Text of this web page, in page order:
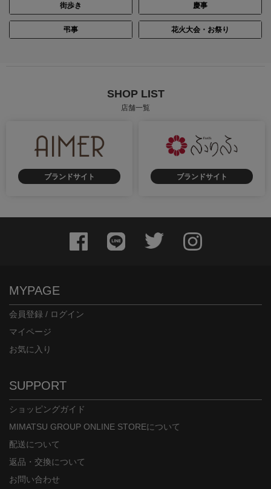
街歩き 慶事
弔事 花火大会・お祭り
SHOP LIST
店舗一覧
ブランドサイト ブランドサイト
MYPAGE
会員登録 / ログイン
マイページ
お気に入り
SUPPORT
ショッピングガイド
MIMATSU GROUP ONLINE STOREについて
配送について
返品・交換について
お問い合わせ